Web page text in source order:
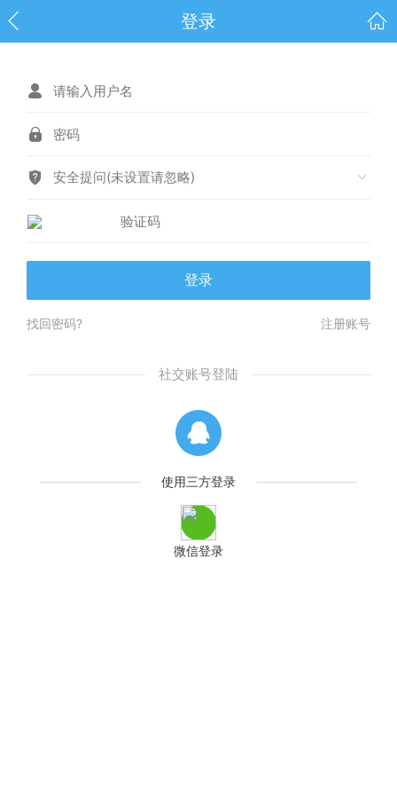
登录
安全提问(未设置请忽略)
登录
找回密码? 注册账号
社交账号登陆
使用三方登录
微信登录